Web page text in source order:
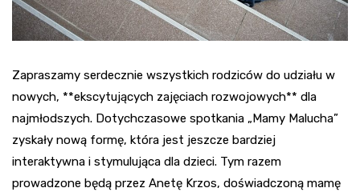
Zapraszamy serdecznie wszystkich rodziców do udziału w
nowych, **ekscytujących zajęciach rozwojowych** dla
najmłodszych. Dotychczasowe spotkania „Mamy Malucha”
zyskały nową formę, która jest jeszcze bardziej
interaktywna i stymulująca dla dzieci. Tym razem
prowadzone będą przez Anetę Krzos, doświadczoną mamę